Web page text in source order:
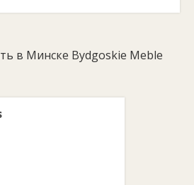
в Минске Bydgoskie Meble